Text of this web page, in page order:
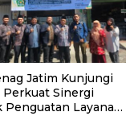
Jatim Kunjungi
Perkuat Sinergi
Penguatan Layanan